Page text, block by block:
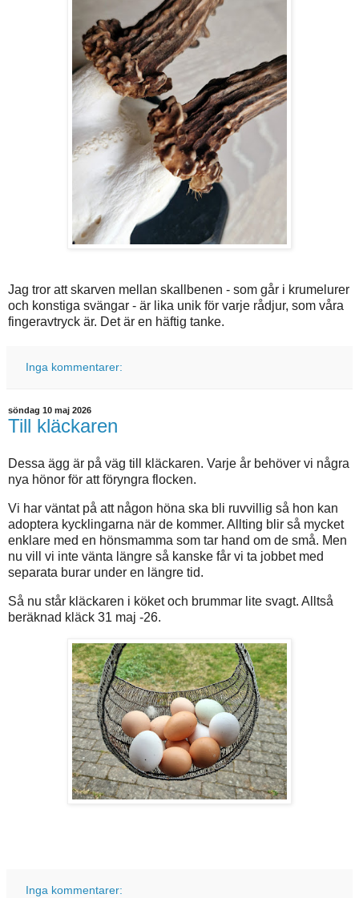
Jag tror att skarven mellan skallbenen - som går i krumelurer
och konstiga svängar - är lika unik för varje rådjur, som våra
fingeravtryck är. Det är en häftig tanke.
Inga kommentarer:
söndag 10 maj 2026
Till kläckaren
Dessa ägg är på väg till kläckaren. Varje år behöver vi några
nya hönor för att föryngra flocken.
Vi har väntat på att någon höna ska bli ruvvillig så hon kan
adoptera kycklingarna när de kommer. Allting blir så mycket
enklare med en hönsmamma som tar hand om de små. Men
nu vill vi inte vänta längre så kanske får vi ta jobbet med
separata burar under en längre tid.
Så nu står kläckaren i köket och brummar lite svagt. Alltså
beräknad kläck 31 maj -26.
Inga kommentarer: